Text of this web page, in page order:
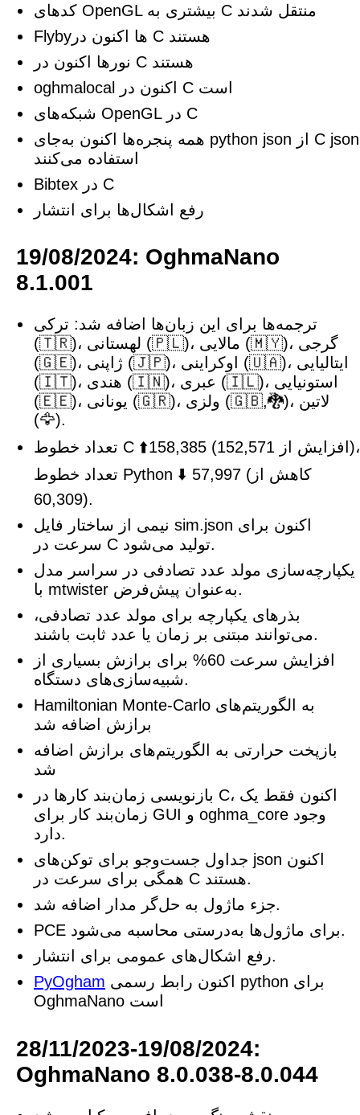
کدهای OpenGL بیشتری به C منتقل شدند
Flybyها اکنون در C هستند
نورها اکنون در C هستند
oghmalocal اکنون در C است
شبکه‌های OpenGL در C
همه پنجره‌ها اکنون به‌جای python json از C json
استفاده می‌کنند
Bibtex در C
رفع اشکال‌ها برای انتشار
19/08/2024: OghmaNano
8.1.001
ترجمه‌ها برای این زبان‌ها اضافه شد: ترکی
(🇹🇷)، لهستانی (🇵🇱)، مالایی (🇲🇾)، گرجی
(🇬🇪)، ژاپنی (🇯🇵)، اوکراینی (🇺🇦)، ایتالیایی
(🇮🇹)، هندی (🇮🇳)، عبری (🇮🇱)، استونیایی
(🇪🇪)، یونانی (🇬🇷)، ولزی (🇬🇧,🐉)، لاتین
(🦅).
تعداد خطوط C ⬆️158,385 (افزایش از 152,571)،
تعداد خطوط Python ⬇️ 57,997 (کاهش از
60,309).
نیمی از ساختار فایل sim.json اکنون برای
سرعت در C تولید می‌شود.
یکپارچه‌سازی مولد عدد تصادفی در سراسر مدل
با mtwister به‌عنوان پیش‌فرض.
بذرهای یکپارچه برای مولد عدد تصادفی،
می‌توانند مبتنی بر زمان یا عدد ثابت باشند.
افزایش سرعت 60% برای برازش بسیاری از
شبیه‌سازی‌های دستگاه.
Hamiltonian Monte-Carlo به الگوریتم‌های
برازش اضافه شد
بازپخت حرارتی به الگوریتم‌های برازش اضافه
شد
بازنویسی زمان‌بند کارها در C، اکنون فقط یک
زمان‌بند کار برای GUI و oghma_core وجود
دارد.
جداول جست‌وجو برای توکن‌های json اکنون
همگی برای سرعت در C هستند.
جزء ماژول به حل‌گر مدار اضافه شد.
PCE برای ماژول‌ها به‌درستی محاسبه می‌شود.
رفع اشکال‌های عمومی برای انتشار.
PyOgham
OghmaNano است
28/11/2023-19/08/2024:
OghmaNano 8.0.038-8.0.044